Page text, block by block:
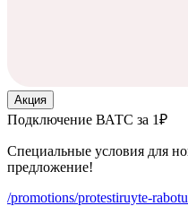
Акция
Подключение ВАТС за 1₽
Специальные условия для
предложение!
/promotions/protestiruyte-